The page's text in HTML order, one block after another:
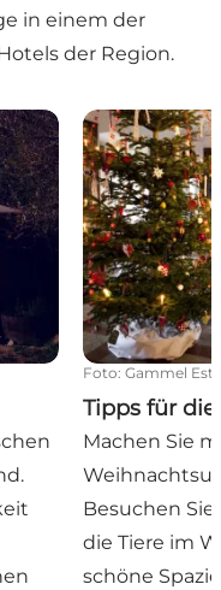
in einem der
der Region.
Tipps für die
Foto: Gammel
Tipps für
Machen Sie
Besuchen
die Tiere im
schöne